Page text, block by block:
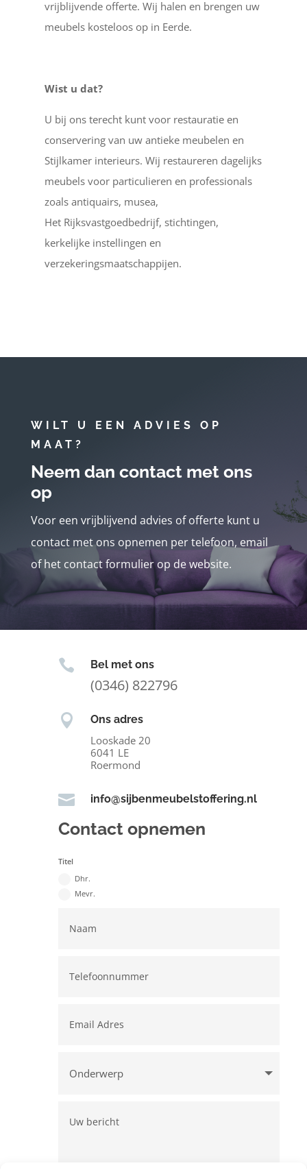
vrijblijvende offerte. Wij halen en brengen uw
meubels kosteloos op in Eerde.
Wist u dat?
U bij ons terecht kunt voor restauratie en
conservering van uw antieke meubelen en
Stijlkamer interieurs. Wij restaureren dagelijks
meubels voor particulieren en professionals
zoals antiquairs, musea,
Het Rijksvastgoedbedrijf, stichtingen,
kerkelijke instellingen en
verzekeringsmaatschappijen.
WILT U EEN ADVIES OP
MAAT?
Neem dan contact met ons
op
Voor een vrijblijvend advies of offerte kunt u
contact met ons opnemen per telefoon, email
of het contact formulier op de website.
 Bel met ons
(0346) 822796
 Ons adres
Looskade 20
6041 LE
Roermond
 info@sijbenmeubelstoffering.nl
Contact opnemen
Titel
Dhr.
Mevr.